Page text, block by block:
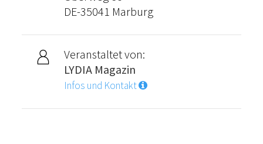
DE-35041 Marburg
Veranstaltet von:
LYDIA Magazin
Infos und Kontakt